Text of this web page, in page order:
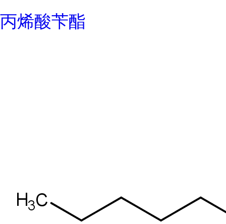
丙烯酸苄酯